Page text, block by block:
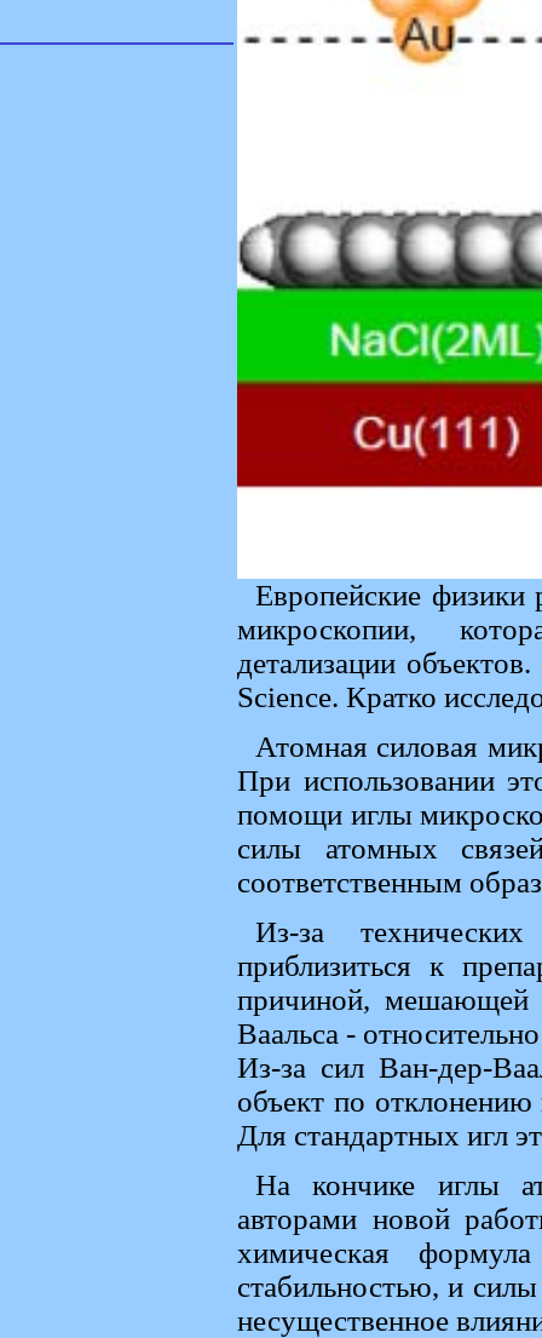
Европейские физики
микроскопии,
детализации
Science. Кратко
Атомная силовая
При использовании
помощи иглы
силы атомных
соответственным
Из-за
приблизиться к
причиной, мешающей
Ваальса -
Из-за сил Ван-дер-
объект по отклонению
Для стандартных игл
На кончике иглы
авторами новой
химическая
стабильностью, и
несущественное